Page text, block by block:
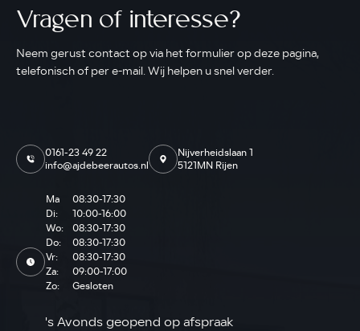
Vragen of interesse?
Neem gerust contact op via het formulier op deze pagina,
telefonisch of per e-mail. Wij helpen u snel verder.
0161-23 49 22
info@ajdebeerautos.nl
Nijverheidslaan 1
5121MN Rijen
Ma
08:30-17:30
Di:
10:00-16:00
Wo:
08:30-17:30
Do:
08:30-17:30
Vr:
08:30-17:30
Za:
09:00-17:00
Zo:
Gesloten
's Avonds geopend op afspraak